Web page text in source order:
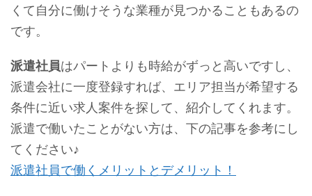
くて自分に働けそうな業種が見つかることもあるの
です。
派遣社員はパートよりも時給がずっと高いですし、
派遣会社に一度登録すれば、エリア担当が希望する
条件に近い求人案件を探して、紹介してくれます。
派遣で働いたことがない方は、下の記事を参考にし
てください♪
派遣社員で働くメリットとデメリット！